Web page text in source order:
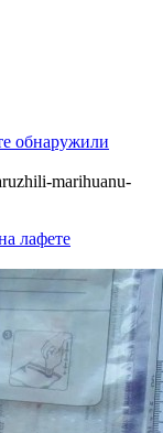
обнаружили
marihuanu-
лафете